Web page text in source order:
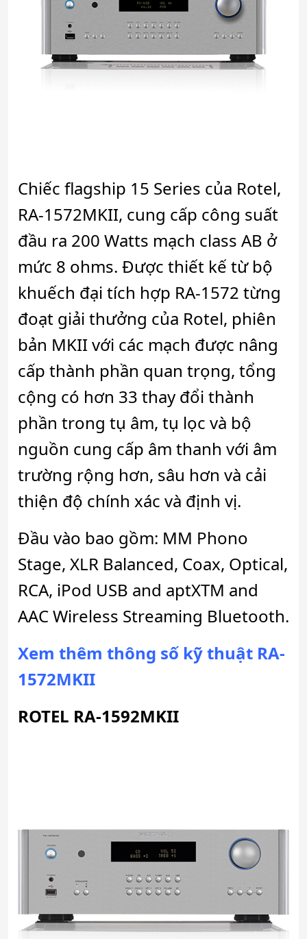
Chiếc flagship 15 Series của Rotel,
RA-1572MKII, cung cấp công suất
đầu ra 200 Watts mạch class AB ở
mức 8 ohms. Được thiết kế từ bộ
khuếch đại tích hợp RA-1572 từng
đoạt giải thưởng của Rotel, phiên
bản MKII với các mạch được nâng
cấp thành phần quan trọng, tổng
cộng có hơn 33 thay đổi thành
phần trong tụ âm, tụ lọc và bộ
nguồn cung cấp âm thanh với âm
trường rộng hơn, sâu hơn và cải
thiện độ chính xác và định vị.
Đầu vào bao gồm: MM Phono
Stage, XLR Balanced, Coax, Optical,
RCA, iPod USB and aptXTM and
AAC Wireless Streaming Bluetooth.
Xem thêm thông số kỹ thuật RA-
1572MKII
ROTEL RA-1592MKII